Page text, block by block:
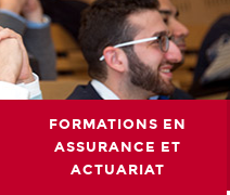
FORMATIONS EN
ASSURANCE ET
ACTUARIAT